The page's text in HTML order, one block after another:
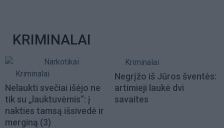
KRIMINALAI
Kriminalai
Nelaukti svečiai išėjo ne
tik su „lauktuvėmis“: į
nakties tamsą išsivedė ir
merginą (3)
Kriminalai
Negrįžo iš Jūros šventės:
artimieji laukė dvi
savaites